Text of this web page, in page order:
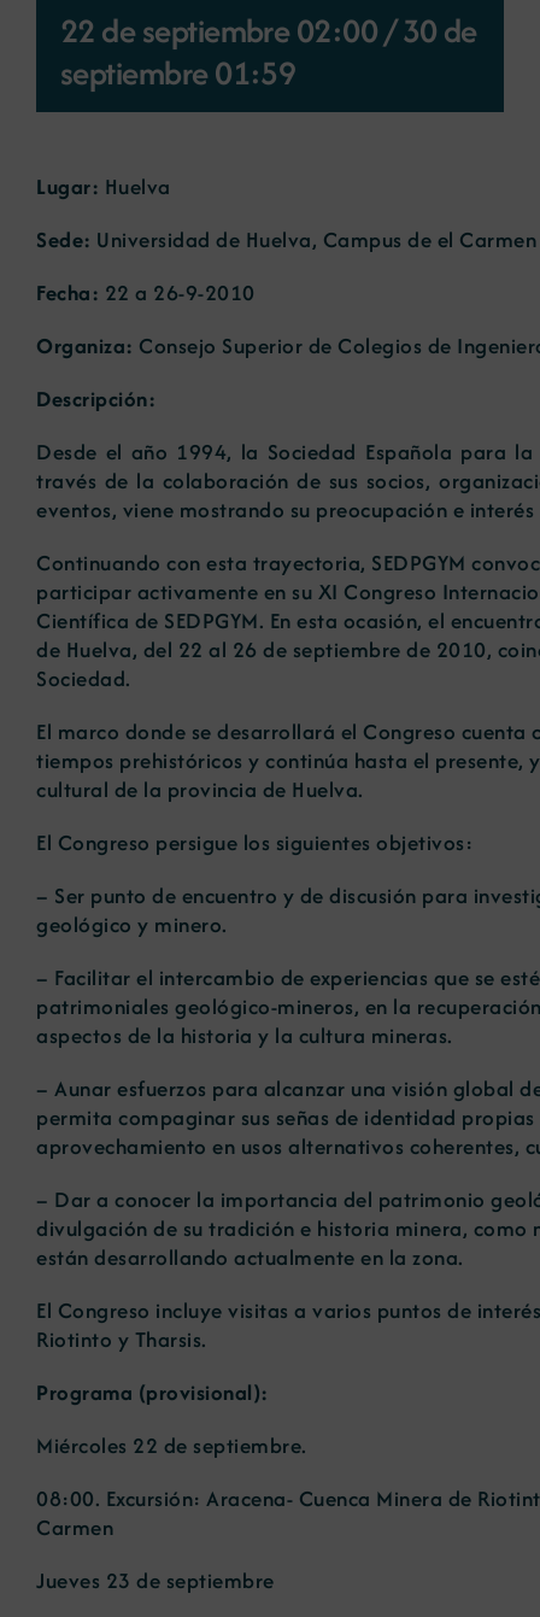
22 de septiembre 02:00/30 de
septiembre 01:59
Lugar: Huelva
Sede: Universidad de Huelva, Campus de el Carmen
Fecha: 22 a 26-9-2010
Organiza: Consejo Superior de Colegios de
Descripción:
Desde el año 1994, la Sociedad Española para
través de la colaboración de sus socios,
eventos, viene mostrando su preocupación e
Continuando con esta trayectoria, SEDPGYM
participar activamente en su XI Congreso
Científica de SEDPGYM. En esta ocasión, el
de Huelva, del 22 al 26 de septiembre de 2010,
Sociedad.
El marco donde se desarrollará el Congreso
tiempos prehistóricos y continúa hasta el
cultural de la provincia de Huelva.
El Congreso persigue los siguientes objetivos:
– Ser punto de encuentro y de discusión para
geológico y minero.
– Facilitar el intercambio de experiencias que se
patrimoniales geológico-mineros, en la
aspectos de la historia y la cultura mineras.
– Aunar esfuerzos para alcanzar una visión global
permita compaginar sus señas de identidad
aprovechamiento en usos alternativos coherentes,
– Dar a conocer la importancia del patrimonio
divulgación de su tradición e historia minera,
están desarrollando actualmente en la zona.
El Congreso incluye visitas a varios puntos de
Riotinto y Tharsis.
Programa (provisional):
Miércoles 22 de septiembre.
08:00. Excursión: Aracena- Cuenca Minera de
Carmen
Jueves 23 de septiembre